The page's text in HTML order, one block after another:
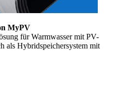
MyPV
für Warmwasser mit PV-
als Hybridspeichersystem mit